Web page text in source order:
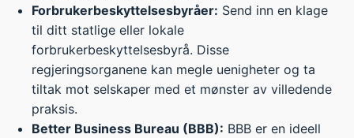
Forbrukerbeskyttelsesbyråer: Send inn en klage
til ditt statlige eller lokale
forbrukerbeskyttelsesbyrå. Disse
regjeringsorganene kan megle uenigheter og ta
tiltak mot selskaper med et mønster av villedende
praksis.
Better Business Bureau (BBB): BBB er en ideell